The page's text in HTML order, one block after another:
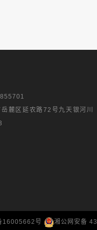
麓区延农路72号九天银河川
16005662号 湘公网安备